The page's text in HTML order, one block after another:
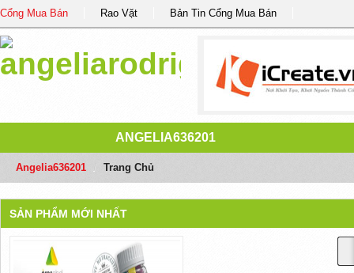
Cổng Mua Bán Rao Vặt Bản Tin Cổng Mua Bán
ANGELIA636201
Angelia636201 Trang Chủ
SẢN PHẨM MỚI NHẤT